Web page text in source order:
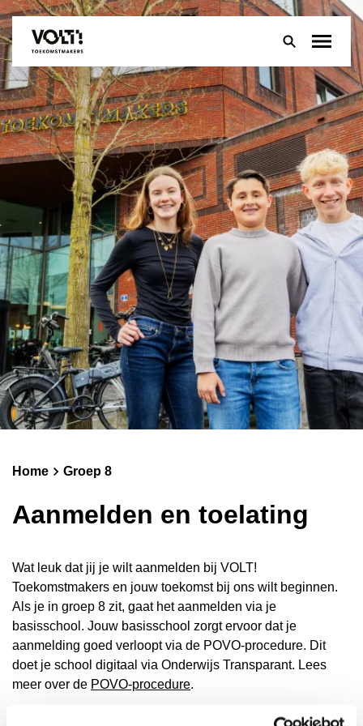
Over
Onderwijs
Leerlingen
Ouders
Groep 8
Contact
Schoolgids
Magister
Home Groep 8
Aanmelden en toelating
Wat leuk dat jij je wilt aanmelden bij VOLT!
Toekomstmakers en jouw toekomst bij ons wilt beginnen.
Als je in groep 8 zit, gaat het aanmelden via je
basisschool. Jouw basisschool zorgt ervoor dat je
aanmelding goed verloopt via de POVO-procedure. Dit
doet je school digitaal via Onderwijs Transparant. Lees
meer over de POVO-procedure.